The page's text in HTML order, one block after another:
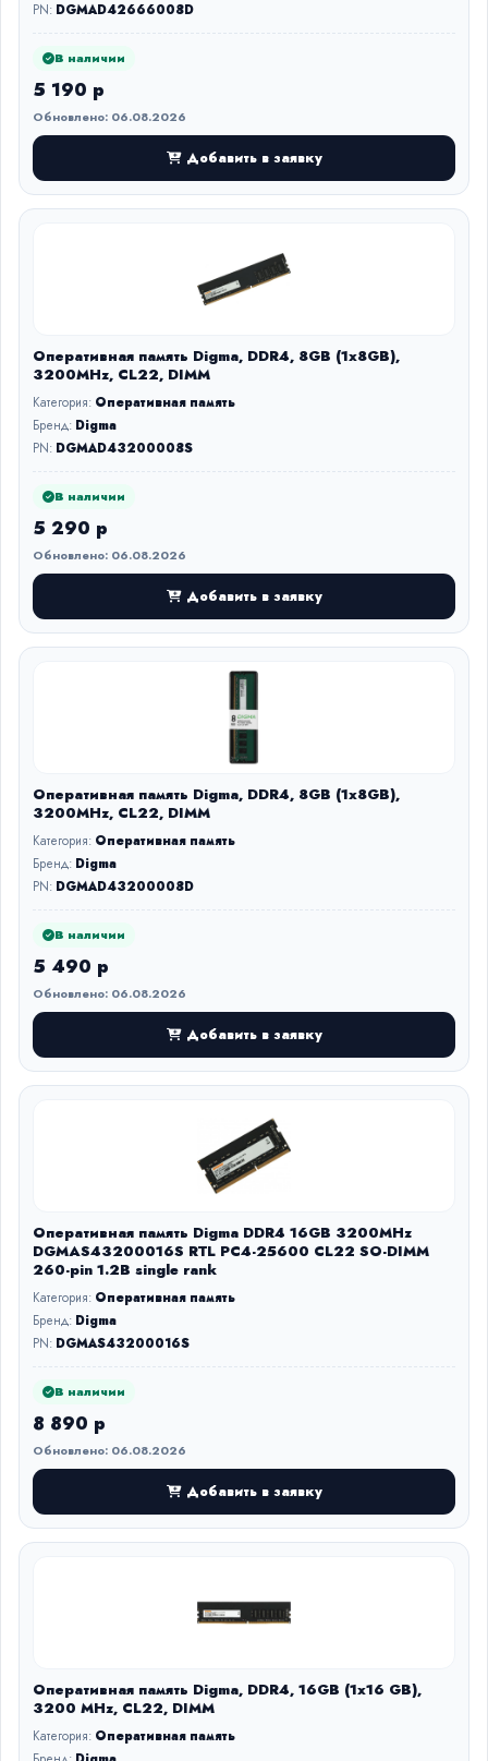
PN: DGMAD42666008D
В наличии
5 190 р
Обновлено: 06.08.2026
Добавить в заявку
Оперативная память Digma, DDR4, 8GB (1x8GB),
3200MHz, CL22, DIMM
Категория: Оперативная память
Бренд: Digma
PN: DGMAD43200008S
В наличии
5 290 р
Обновлено: 06.08.2026
Добавить в заявку
Оперативная память Digma, DDR4, 8GB (1x8GB),
3200MHz, CL22, DIMM
Категория: Оперативная память
Бренд: Digma
PN: DGMAD43200008D
В наличии
5 490 р
Обновлено: 06.08.2026
Добавить в заявку
Оперативная память Digma DDR4 16GB 3200MHz
DGMAS43200016S RTL PC4-25600 CL22 SO-DIMM
260-pin 1.2В single rank
Категория: Оперативная память
Бренд: Digma
PN: DGMAS43200016S
В наличии
8 890 р
Обновлено: 06.08.2026
Добавить в заявку
Оперативная память Digma, DDR4, 16GB (1x16 GB),
3200 MHz, CL22, DIMM
Категория: Оперативная память